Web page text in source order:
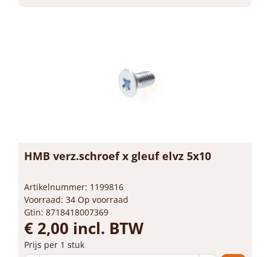
HMB verz.schroef x gleuf elvz 5x10
Artikelnummer: 1199816
Voorraad: 34 Op voorraad
Gtin: 8718418007369
€ 2,00 incl. BTW
Prijs per 1 stuk